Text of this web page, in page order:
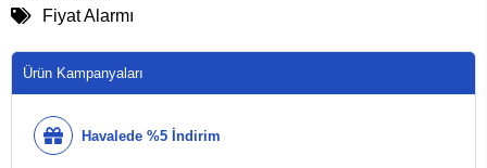
Fiyat Alarmı
Ürün Kampanyaları
Havalede %5 İndirim